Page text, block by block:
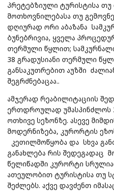
პრეტებზიული ტურისტისა თუ
მოთხოვნილებასა თუ
დღიურად ორი აბაზანა
ბუნებრივია, ყველა
თერმული წყლით;
38 გრადუსიანი თერმული
განსაკუთრებით აუზში
შეგრძნებაცაა..
ამჯერად რეაბილიტაციის
ერთდროულად უმასპინძლოს
ოთხივე სეზონზე. ასევე
მოდერნიზება, კურორტის
კეთილმოწყობა და სხვა
განახლება რის შედეგადაც
წელიწადში კურორტი
ათეულობით ტურისტისა თუ
შეძლებს. აქვე დავძენთ